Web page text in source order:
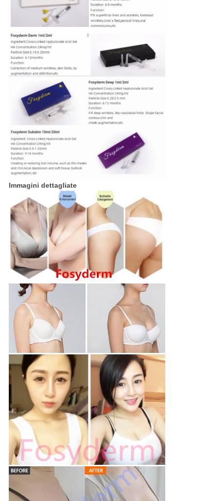
Immagini dettagliate